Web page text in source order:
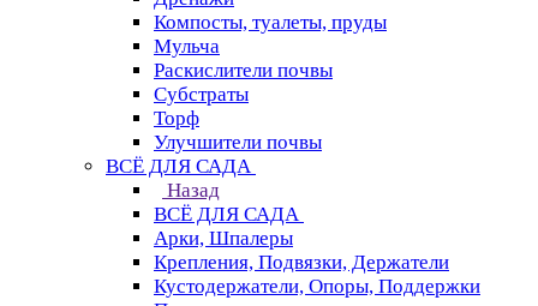
Компосты, туалеты, пруды
Мульча
Раскислители почвы
Субстраты
Торф
Улучшители почвы
ВСЁ ДЛЯ САДА
Назад
ВСЁ ДЛЯ САДА
Арки, Шпалеры
Крепления, Подвязки, Держатели
Кустодержатели, Опоры, Поддержки